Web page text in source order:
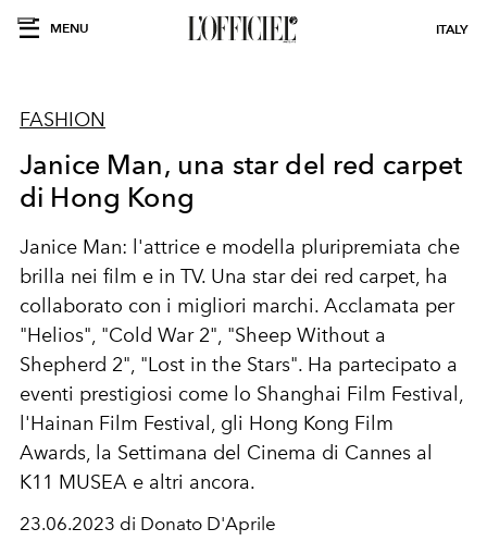
MENU ITALY
FASHION
Janice Man, una star del red carpet
di Hong Kong
Janice Man: l'attrice e modella pluripremiata che
brilla nei film e in TV. Una star dei red carpet, ha
collaborato con i migliori marchi. Acclamata per
"Helios", "Cold War 2", "Sheep Without a
Shepherd 2", "Lost in the Stars". Ha partecipato a
eventi prestigiosi come lo Shanghai Film Festival,
l'Hainan Film Festival, gli Hong Kong Film
Awards, la Settimana del Cinema di Cannes al
K11 MUSEA e altri ancora.
23.06.2023 di Donato D'Aprile